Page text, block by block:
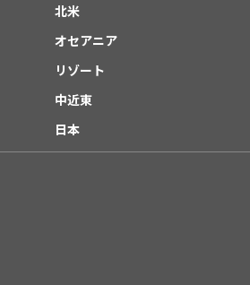
北米
オセアニア
リゾート
中近東
日本